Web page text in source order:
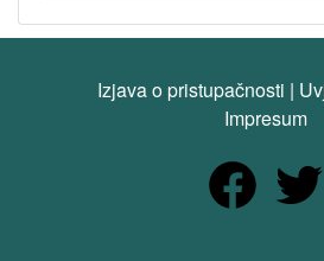
Izjava o pristupačnosti |
Impresum